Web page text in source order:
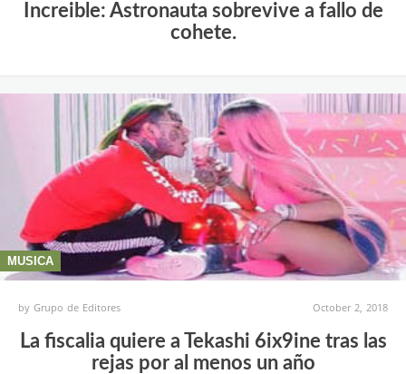
Increible: Astronauta sobrevive a fallo de
cohete.
MUSICA
byGrupo de Editores October 2, 2018
La fiscalia quiere a Tekashi 6ix9ine tras las
rejas por al menos un año